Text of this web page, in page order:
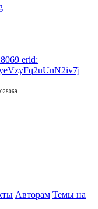
Авторам Темы на